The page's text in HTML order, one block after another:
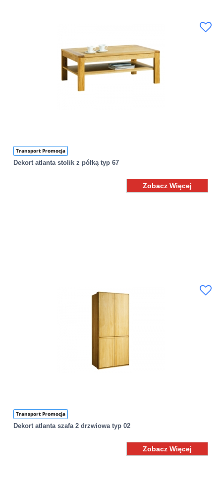
Transport Promocja
Dekort atlanta stolik z półką typ 67
Zobacz Więcej
Transport Promocja
Dekort atlanta szafa 2 drzwiowa typ 02
Zobacz Więcej